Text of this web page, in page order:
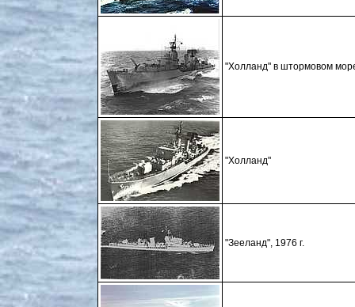
"Холланд" в штормовом
"Холланд"
"Зееланд", 1976 г.